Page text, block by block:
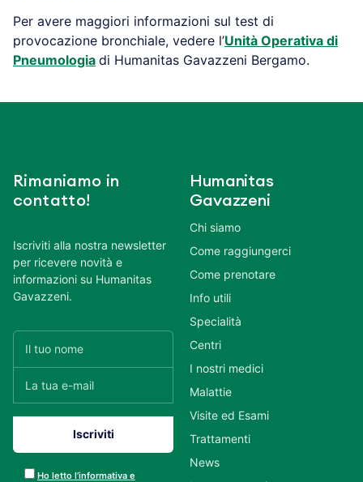
Per avere maggiori informazioni sul test di
provocazione bronchiale, vedere l’Unità Operativa di
Pneumologia di Humanitas Gavazzeni Bergamo.
Rimaniamo in
contatto!
Iscriviti alla nostra newsletter
per ricevere novità e
informazioni su Humanitas
Gavazzeni.
Ho letto l’informativa e
Humanitas
Gavazzeni
Chi siamo
Come raggiungerci
Come prenotare
Info utili
Specialità
Centri
I nostri medici
Malattie
Visite ed Esami
Trattamenti
News